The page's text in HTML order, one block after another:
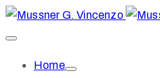
Home